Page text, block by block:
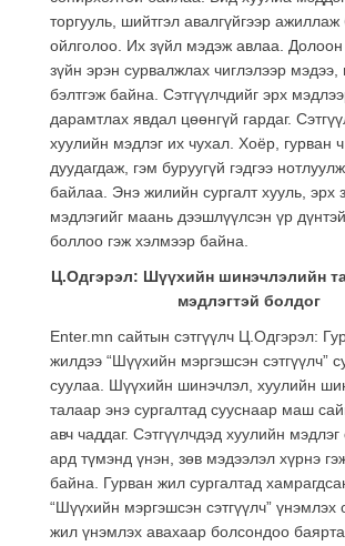
торгууль, шийтгэл авалгүйгээр ажиллаж
ойлголоо. Их зүйл мэдэж авлаа. Долоон
зүйн эрэн сурвалжлах чиглэлээр мэдээ,
бэлтгэж байна. Сэтгүүлчдийг эрх
дарамтлах явдал цөөнгүй гардаг.
хуулийн мэдлэг их чухал. Хоёр, гурван
дуудагдаж, гэм буруугүй гэдгээ
байлаа. Энэ жилийн сургалт хууль, эрх
мэдлэгийг маань дээшлүүлсэн үр
боллоо гэж хэлмээр байна.
Ц.Одгэрэл: Шүүхийн шинэчлэлийн
мэдлэгтэй болдог
Enter.mn сайтын сэтгүүлч Ц.Одгэрэл:
жилдээ “Шүүхийн мэргэшсэн сэтгүүлч”
суулаа. Шүүхийн шинэчлэл, хуулийн
талаар энэ сургалтад сууснаар маш
авч чаддаг. Сэтгүүлчдэд хуулийн
ард түмэнд үнэн, зөв мэдээлэл хүрнэ
байна. Гурван жил сургалтад
“Шүүхийн мэргэшсэн сэтгүүлч” үнэмлэх
жил үнэмлэх авахаар болсондоо